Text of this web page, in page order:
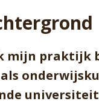
mijn praktijk